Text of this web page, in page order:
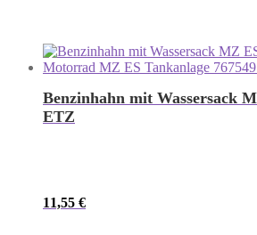
Benzinhahn mit Wassersack
ETZ
11,55 €